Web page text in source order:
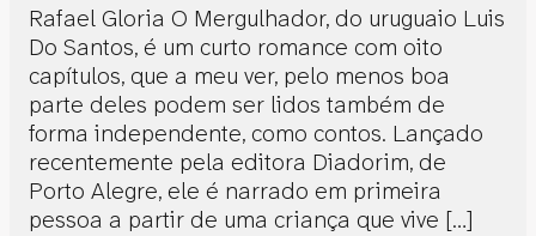
Rafael Gloria O Mergulhador, do uruguaio Luis
Do Santos, é um curto romance com oito
capítulos, que a meu ver, pelo menos boa
parte deles podem ser lidos também de
forma independente, como contos. Lançado
recentemente pela editora Diadorim, de
Porto Alegre, ele é narrado em primeira
pessoa a partir de uma criança que vive […]